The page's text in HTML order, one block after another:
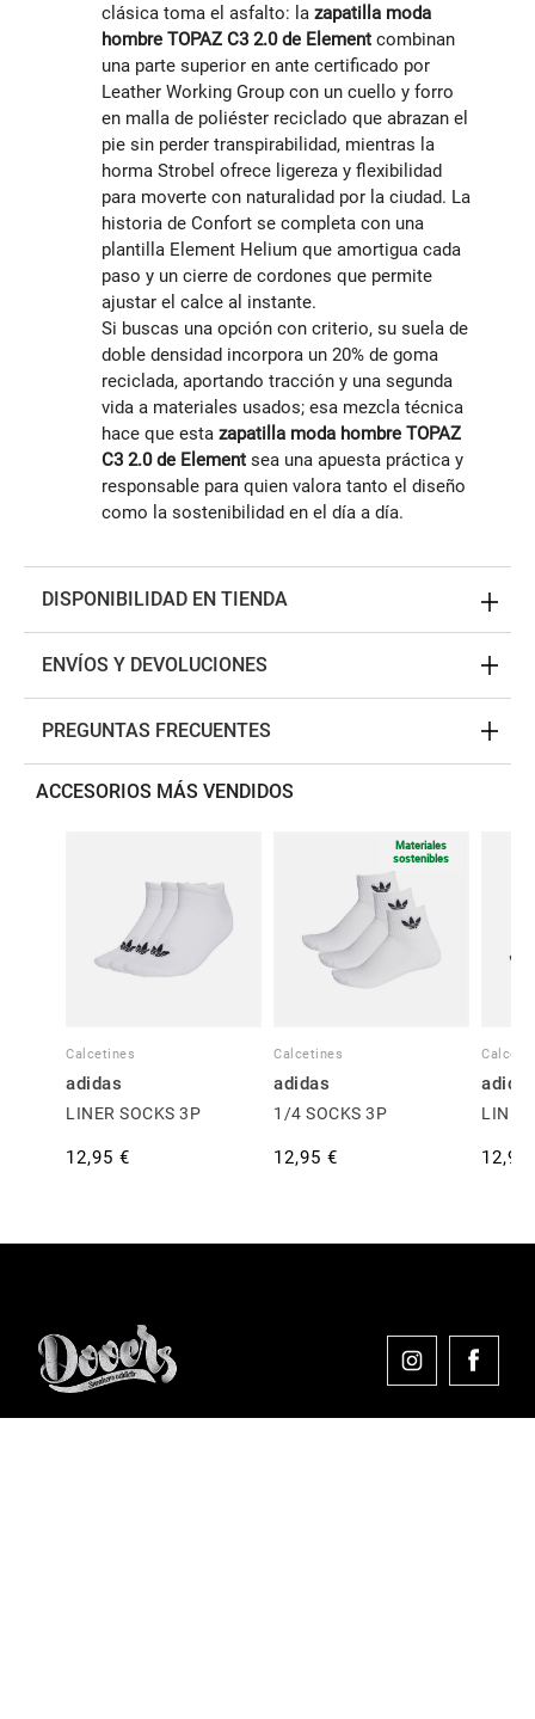
clásica toma el asfalto: la zapatilla moda
hombre TOPAZ C3 2.0 de Element combinan
una parte superior en ante certificado por
Leather Working Group con un cuello y forro
en malla de poliéster reciclado que abrazan el
pie sin perder transpirabilidad, mientras la
horma Strobel ofrece ligereza y flexibilidad
para moverte con naturalidad por la ciudad. La
historia de Confort se completa con una
plantilla Element Helium que amortigua cada
paso y un cierre de cordones que permite
ajustar el calce al instante.
Si buscas una opción con criterio, su suela de
doble densidad incorpora un 20% de goma
reciclada, aportando tracción y una segunda
vida a materiales usados; esa mezcla técnica
hace que esta zapatilla moda hombre TOPAZ
C3 2.0 de Element sea una apuesta práctica y
responsable para quien valora tanto el diseño
como la sostenibilidad en el día a día.
DISPONIBILIDAD EN TIENDA
ENVÍOS Y DEVOLUCIONES
PREGUNTAS FRECUENTES
ACCESORIOS MÁS VENDIDOS
Calcetines
adidas
LINER SOCKS 3P
12,95 €
Materiales
sostenibles
Calcetines
adidas
1/4 SOCKS 3P
12,95 €
LINER
12,95